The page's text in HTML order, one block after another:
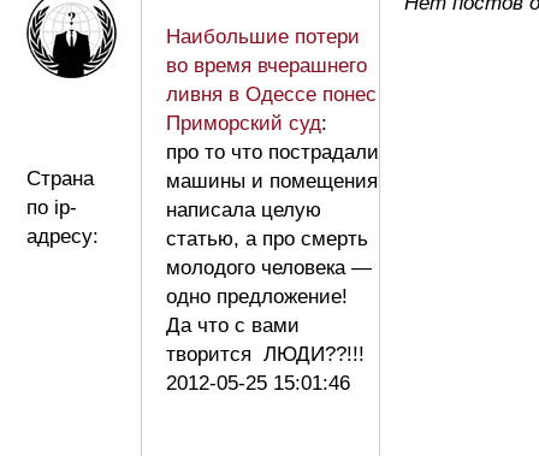
Страна
по ip-
адресу:
Наибольшие потери
во время вчерашнего
ливня в Одессе понес
Приморский суд:
про то что пострадали
машины и помещения
написала целую
статью, а про смерть
молодого человека —
одно предложение!
Да что с вами
творится ЛЮДИ??!!!
2012-05-25 15:01:46